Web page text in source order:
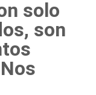
solo
son